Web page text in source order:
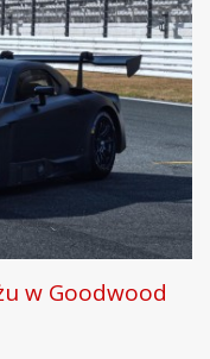
w Goodwood